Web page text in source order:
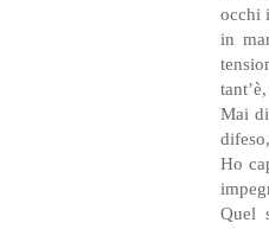
occhi
in
Mai
Ho
Quel